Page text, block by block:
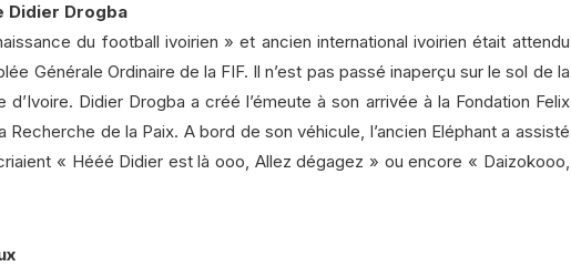
Didier Drogba
du football ivoirien » et ancien international ivoirien était attendu
Générale Ordinaire de la FIF. Il n’est pas passé inaperçu sur le sol de la
Didier Drogba a créé l’émeute à son arrivée à la Fondation Felix
Recherche de la Paix. A bord de son véhicule, l’ancien Eléphant a assisté
« Hééé Didier est là ooo, Allez dégagez » ou encore « Daizokooo,